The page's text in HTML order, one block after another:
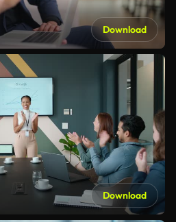
Download
Download